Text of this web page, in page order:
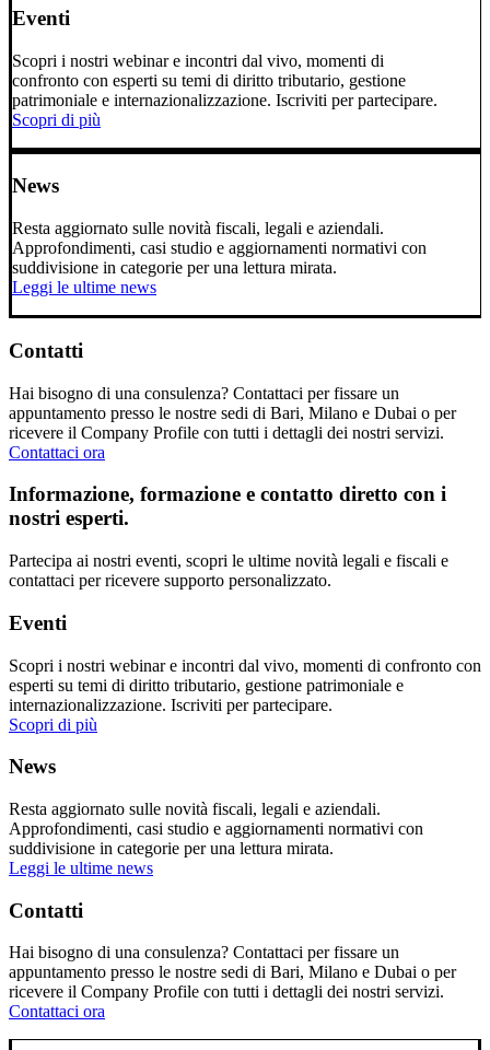
Eventi
Scopri i nostri webinar e incontri dal vivo, momenti di
confronto con esperti su temi di diritto tributario, gestione
patrimoniale e internazionalizzazione. Iscriviti per partecipare.
Scopri di più
News
Resta aggiornato sulle novità fiscali, legali e aziendali.
Approfondimenti, casi studio e aggiornamenti normativi con
suddivisione in categorie per una lettura mirata.
Leggi le ultime news
Contatti
Hai bisogno di una consulenza? Contattaci per fissare un
appuntamento presso le nostre sedi di Bari, Milano e Dubai o per
ricevere il Company Profile con tutti i dettagli dei nostri servizi.
Contattaci ora
Informazione, formazione e contatto diretto con i
nostri esperti.
Partecipa ai nostri eventi, scopri le ultime novità legali e fiscali e
contattaci per ricevere supporto personalizzato.
Eventi
Scopri i nostri webinar e incontri dal vivo, momenti di confronto con
esperti su temi di diritto tributario, gestione patrimoniale e
internazionalizzazione. Iscriviti per partecipare.
Scopri di più
News
Resta aggiornato sulle novità fiscali, legali e aziendali.
Approfondimenti, casi studio e aggiornamenti normativi con
suddivisione in categorie per una lettura mirata.
Leggi le ultime news
Contatti
Hai bisogno di una consulenza? Contattaci per fissare un
appuntamento presso le nostre sedi di Bari, Milano e Dubai o per
ricevere il Company Profile con tutti i dettagli dei nostri servizi.
Contattaci ora